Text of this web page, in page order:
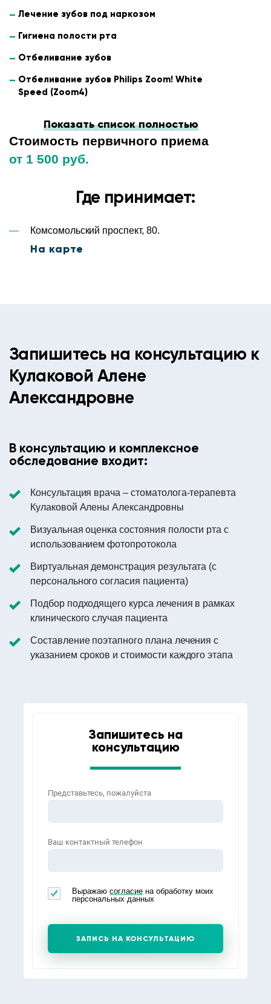
Лечение зубов под наркозом
Гигиена полости рта
Отбеливание зубов
Отбеливание зубов Philips Zoom! White
Speed (Zoom4)
Показать список полностью
Стоимость первичного приема
от 1 500 руб.
Где принимает:
Комсомольский проспект, 80.
На карте
Запишитесь на консультацию к
Кулаковой Алене
Александровне
В консультацию и комплексное
обследование входит:
Консультация врача – стоматолога-терапевта
Кулаковой Алены Александровны
Визуальная оценка состояния полости рта с
использованием фотопротокола
Виртуальная демонстрация результата (с
персонального согласия пациента)
Подбор подходящего курса лечения в рамках
клинического случая пациента
Составление поэтапного плана лечения с
указанием сроков и стоимости каждого этапа
Запишитесь на
консультацию
Представьтесь, пожалуйста
Ваш контактный телефон
Выражаю согласие на обработку моих
персональных данных
ЗАПИСЬ НА КОНСУЛЬТАЦИЮ